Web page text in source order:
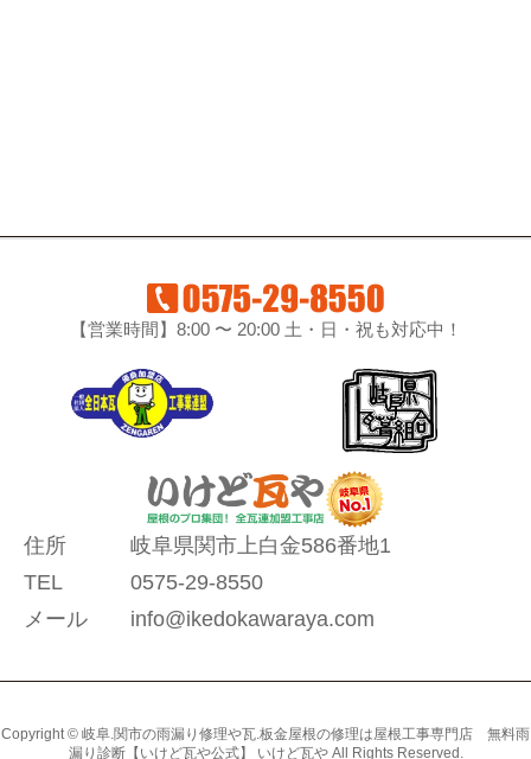
【営業時間】8:00 〜 20:00 土・日・祝も対応中！
住所
岐阜県関市上白金586番地1
TEL
0575-29-8550
メール
info@ikedokawaraya.com
Copyright © 岐阜.関市の雨漏り修理や瓦.板金屋根の修理は屋根工事専門店 無料雨
漏り診断【いけど瓦や公式】 いけど瓦や All Rights Reserved.